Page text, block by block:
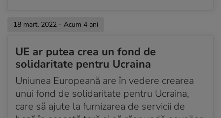
Acum 4 ani
veritabil ucigaș”
Departamentul de Stat al SUA confirmă că un
cetățean american a murit astăzi în Ucraina
Acum 4 ani
18 mart. 2022 - Acum 4 ani
UE ar putea crea un fond de
solidaritate pentru Ucraina
Uniunea Europeană are în vedere crearea
unui fond de solidaritate pentru Ucraina,
care să ajute la furnizarea de servicii de